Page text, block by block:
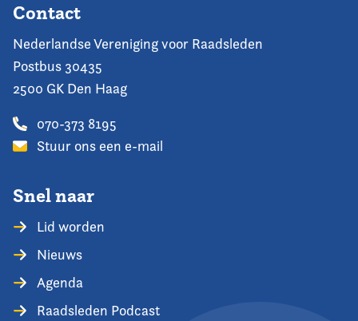
Contact
Nederlandse Vereniging voor Raadsleden
Postbus 30435
2500 GK Den Haag
070-373 8195
Stuur ons een e-mail
Snel naar
Lid worden
Nieuws
Agenda
Raadsleden Podcast